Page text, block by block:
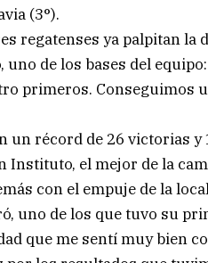
(3°).
regatenses ya palpitan
de los bases del
primeros. Conseguimos
un récord de 26 victorias
Instituto, el mejor de la
con el empuje de la
uno de los que tuvo su
que me sentí muy bien